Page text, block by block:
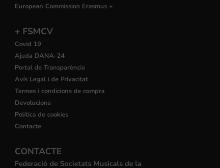
European Commission Erasmus +
+ FSMCV
Covid 19
Ajuda DANA-24
Portal de Transparència
Avís Legal i de Privacitat
Termes i condicions de compra
Devolucions
Política de cookies
Contacte
CONTACTE
Federació de Societats Musicals de la